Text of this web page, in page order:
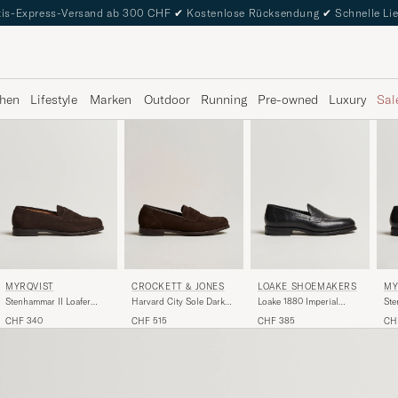
Express-Versand ab 300 CHF ✔ Kostenlose Rücksendung ✔ Schnelle
Lifestyle Marken Outdoor Running Pre-owned Luxury
MYRQVIST
Stenhammar II Loafer
CHF 340
CROCKETT & JONES
Harvard City Sole Dark
CHF 515
LOAKE SHOEMAKERS
Loake 1880 Imperial
Black
CHF 385